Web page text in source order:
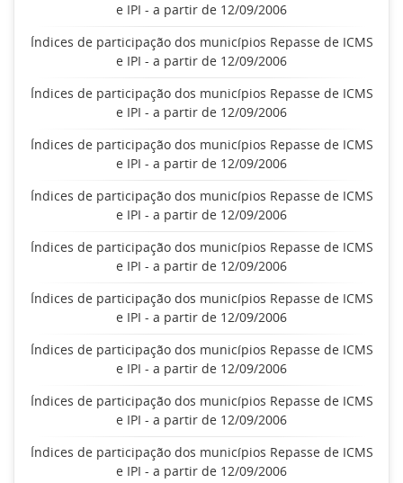
e IPI - a partir de 12/09/2006
Índices de participação dos municípios Repasse de ICMS
e IPI - a partir de 12/09/2006
Índices de participação dos municípios Repasse de ICMS
e IPI - a partir de 12/09/2006
Índices de participação dos municípios Repasse de ICMS
e IPI - a partir de 12/09/2006
Índices de participação dos municípios Repasse de ICMS
e IPI - a partir de 12/09/2006
Índices de participação dos municípios Repasse de ICMS
e IPI - a partir de 12/09/2006
Índices de participação dos municípios Repasse de ICMS
e IPI - a partir de 12/09/2006
Índices de participação dos municípios Repasse de ICMS
e IPI - a partir de 12/09/2006
Índices de participação dos municípios Repasse de ICMS
e IPI - a partir de 12/09/2006
Índices de participação dos municípios Repasse de ICMS
e IPI - a partir de 12/09/2006